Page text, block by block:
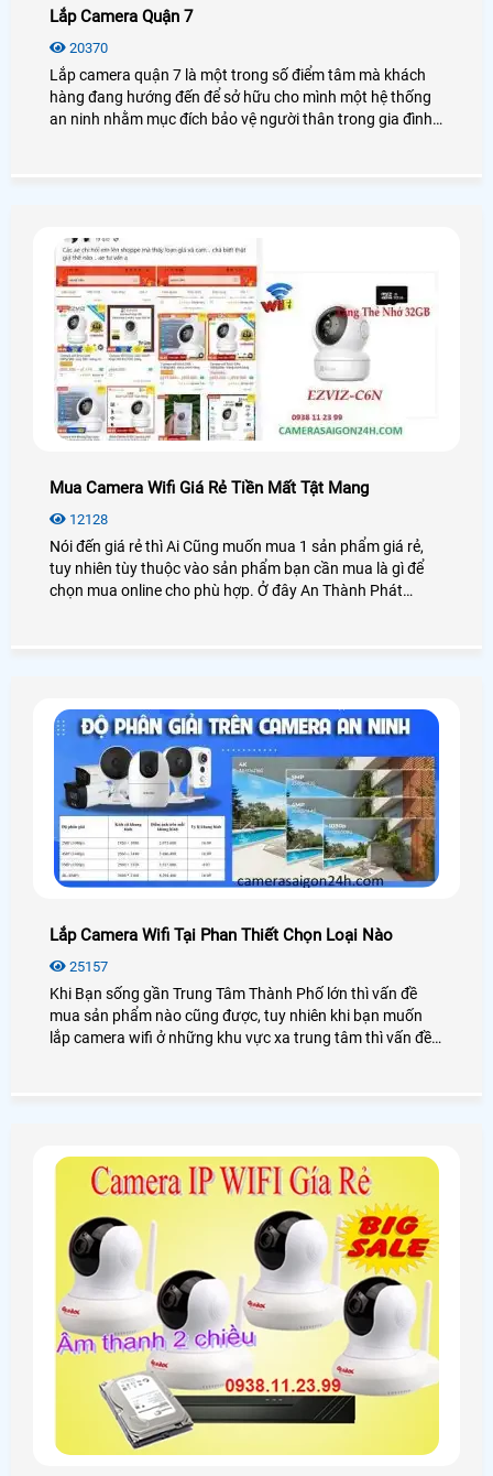
Lắp Camera Quận 7
20370
Lắp camera quận 7 là một trong số điểm tâm mà khách
hàng đang hướng đến để sở hữu cho mình một hệ thống
an ninh nhằm mục đích bảo vệ người thân trong gia đình
Mua Camera Wifi Giá Rẻ Tiền Mất Tật Mang
12128
Nói đến giá rẻ thì Ai Cũng muốn mua 1 sản phẩm giá rẻ,
tuy nhiên tùy thuộc vào sản phẩm bạn cần mua là gì để
chọn mua online cho phù hợp. Ở đây An Thành Phát
Lắp Camera Wifi Tại Phan Thiết Chọn Loại Nào
25157
Khi Bạn sống gần Trung Tâm Thành Phố lớn thì vấn đề
mua sản phẩm nào cũng được, tuy nhiên khi bạn muốn
lắp camera wifi ở những khu vực xa trung tâm thì vấn đề